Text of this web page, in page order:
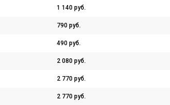
1 140 руб.
790 руб.
490 руб.
2 080 руб.
2 770 руб.
2 770 руб.